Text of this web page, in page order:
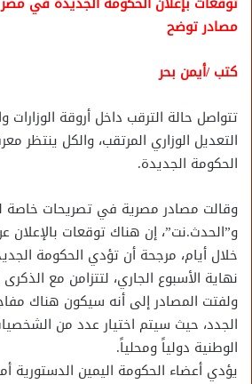
مصادر توضح
كتب /أيمن بحر
تتواصل حالة الترقب داخل أروقة
التعديل الوزاري المرتقب، والكل ينتظر
الحكومة الجديدة.
وقالت مصادر مصرية في تصريحات خاصة
و”الحدث.نت”، إن هناك توقعات بالإعلان
خلال أيام، مرجحة أن تؤدي الحكومة
ولفتت المصادر إلى أنه سيكون هناك
الجدد، حيث سيتم اختيار عدد من
الوطنية دولياً ومحلياً.
يؤدي أعضاء الحكومة اليمين الدستورية